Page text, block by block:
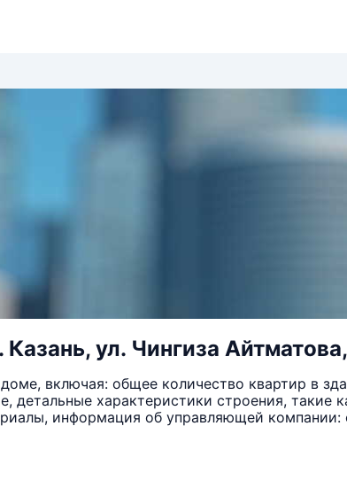
Казань, ул. Чингиза
включая: общее количество квартир в
детальные характеристики строения, такие
информация об управляющей компании: